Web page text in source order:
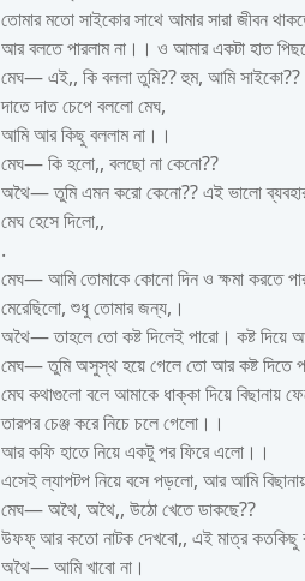
তোমার মতো সাইকোর সাথে আমার সারা জীবন
আর বলতে পারলাম না।। ও আমার একটা হাত
মেঘ— এই,, কি বললা তুমি?? হুম, আমি সাইকো??
দাতে দাত চেপে বললো মেঘ,
আমি আর কিছু বললাম না।।
মেঘ— কি হলো,, বলছো না কেনো??
অথৈ— তুমি এমন করো কেনো?? এই ভালো
মেঘ হেসে দিলো,,
.
মেঘ— আমি তোমাকে কোনো দিন ও ক্ষমা করতে
মেরেছিলো, শুধু তোমার জন্য,।
অথৈ— তাহলে তো কষ্ট দিলেই পারো। কষ্ট
মেঘ— তুমি অসুস্থ হয়ে গেলে তো আর কষ্ট দিতে
মেঘ কথাগুলো বলে আমাকে ধাক্কা দিয়ে বিছানায়
তারপর চেঞ্জ করে নিচে চলে গেলো।।
আর কফি হাতে নিয়ে একটু পর ফিরে এলো।।
এসেই ল্যাপটপ নিয়ে বসে পড়লো, আর আমি
মেঘ— অথৈ, অথৈ,, উঠো খেতে ডাকছে??
উফফ্ আর কতো নাটক দেখবো,, এই মাত্র কতকিছু
অথৈ— আমি খাবো না।